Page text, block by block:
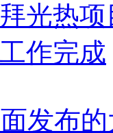
光热
作完成
发布